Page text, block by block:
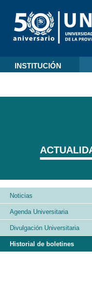
INSTITUCIÓN
Noticias
Agenda Universitaria
Divulgación Universitaria
Historial de boletines